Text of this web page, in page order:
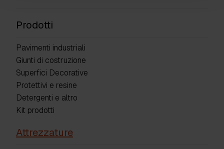
Prodotti
Pavimenti industriali
Giunti di costruzione
Superfici Decorative
Protettivi e resine
Detergenti e altro
Kit prodotti
Attrezzature